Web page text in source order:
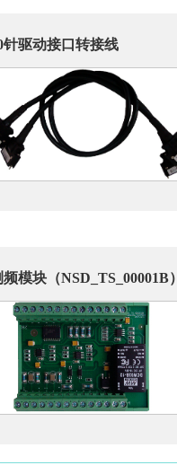
针驱动接口转接线
频模块（NSD_TS_00001B）